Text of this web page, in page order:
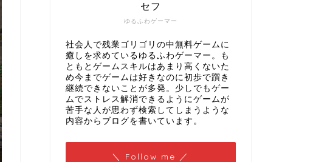
ゆるふわゲーマー
セフ
社会人で残業ゴリゴリの中無料ゲームに
癒しを求めているゆるふわゲーマー。も
ともとゲームスキルはあまり高くないた
め今までゲームは好きなのに初歩で躓き
継続できないことが多発。少しでもゲー
ムでストレス解消できるようにゲームが
苦手な人が思わず検索してしまうような
内容からブログを書いています。
＼ Follow me ／